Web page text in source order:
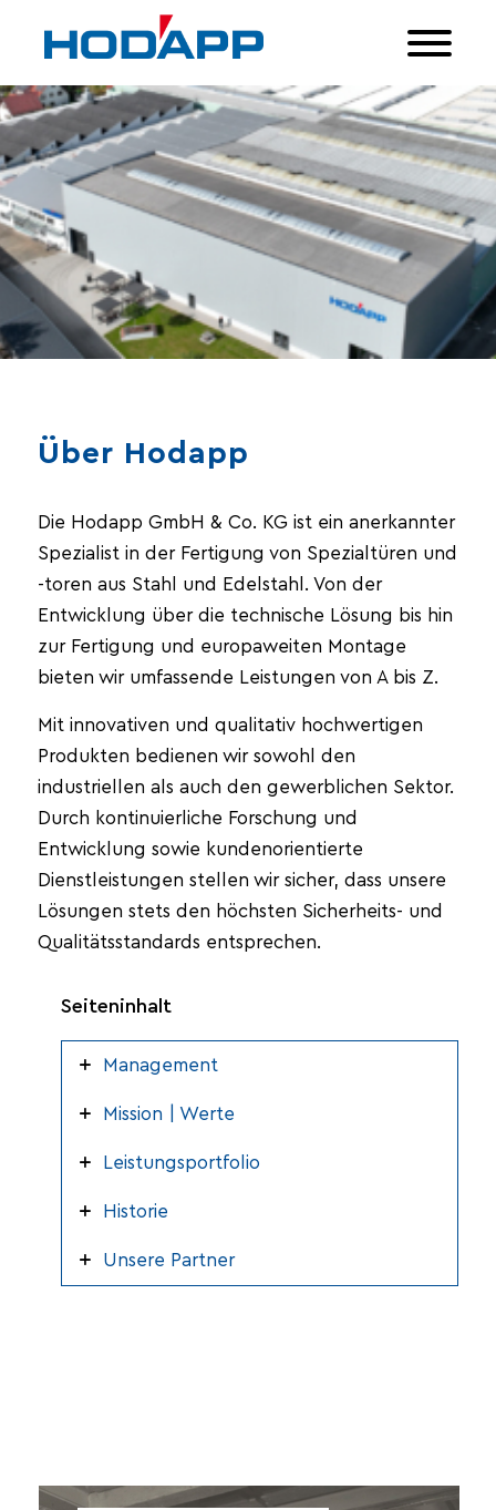
Über Hodapp
Die Hodapp GmbH & Co. KG ist ein anerkannter
Spezialist in der Fertigung von Spezialtüren und
-toren aus Stahl und Edelstahl. Von der
Entwicklung über die technische Lösung bis hin
zur Fertigung und europaweiten Montage
bieten wir umfassende Leistungen von A bis Z.
Mit innovativen und qualitativ hochwertigen
Produkten bedienen wir sowohl den
industriellen als auch den gewerblichen Sektor.
Durch kontinuierliche Forschung und
Entwicklung sowie kundenorientierte
Dienstleistungen stellen wir sicher, dass unsere
Lösungen stets den höchsten Sicherheits- und
Qualitätsstandards entsprechen.
Seiteninhalt
Management
Mission | Werte
Leistungsportfolio
Historie
Unsere Partner